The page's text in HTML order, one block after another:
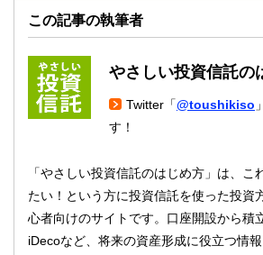
この記事の執筆者
やさしい投資信託の
Twitter「@toushikiso
す！
「やさしい投資信託のはじめ方」は、こ
たい！という方に投資信託を使った投資
心者向けのサイトです。口座開設から積
iDecoなど、将来の資産形成に役立つ情報